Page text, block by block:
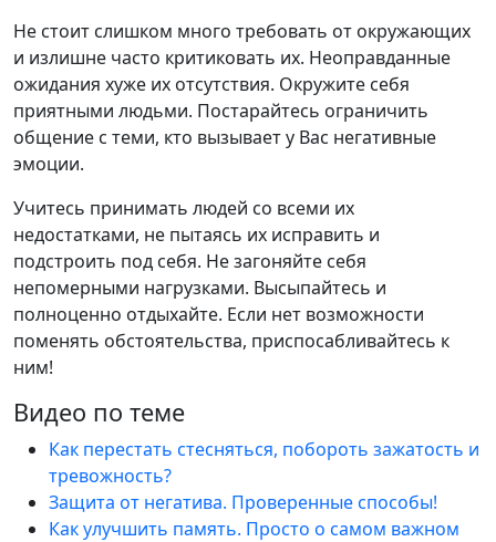
Не стоит слишком много требовать от окружающих
и излишне часто критиковать их. Неоправданные
ожидания хуже их отсутствия. Окружите себя
приятными людьми. Постарайтесь ограничить
общение с теми, кто вызывает у Вас негативные
эмоции.
Учитесь принимать людей со всеми их
недостатками, не пытаясь их исправить и
подстроить под себя. Не загоняйте себя
непомерными нагрузками. Высыпайтесь и
полноценно отдыхайте. Если нет возможности
поменять обстоятельства, приспосабливайтесь к
ним!
Видео по теме
Как перестать стесняться, побороть зажатость и
тревожность?
Защита от негатива. Проверенные способы!
Как улучшить память. Просто о самом важном